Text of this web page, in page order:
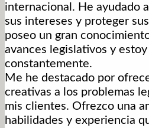
internacional. He ayudado
sus intereses y proteger
poseo un gran
avances legislativos y
constantemente.
Me he destacado por
creativas a los problemas
mis clientes. Ofrezco una
habilidades y experiencia